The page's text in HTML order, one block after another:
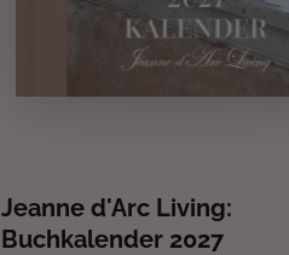
Jeanne d'Arc Living:
Buchkalender 2027